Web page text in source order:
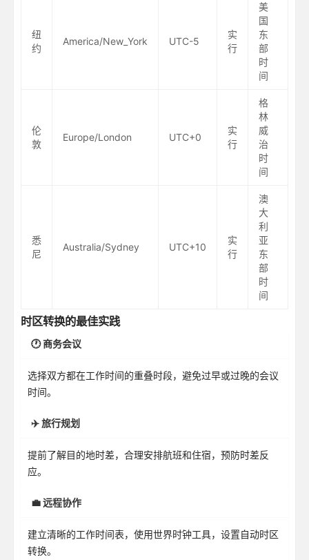
纽
约
America/New_York UTC-5
实
行
美
国
东
部
时
间
伦
敦
Europe/London UTC+0
实
行
格
林
威
治
时
间
悉
尼
Australia/Sydney UTC+10
实
行
澳
大
利
亚
东
部
时
间
时区转换的最佳实践
🕐 商务会议
选择双方都在工作时间的重叠时段，避免过早或过晚的会议
时间。
✈️ 旅行规划
提前了解目的地时差，合理安排航班和住宿，预防时差反
应。
💼 远程协作
建立清晰的工作时间表，使用世界时钟工具，设置自动时区
转换。